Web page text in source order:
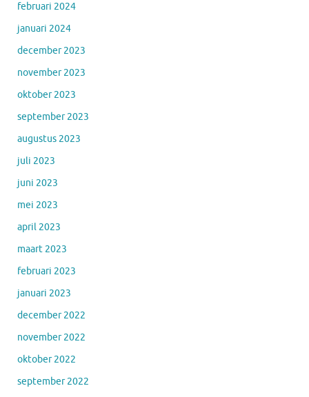
februari 2024
januari 2024
december 2023
november 2023
oktober 2023
september 2023
augustus 2023
juli 2023
juni 2023
mei 2023
april 2023
maart 2023
februari 2023
januari 2023
december 2022
november 2022
oktober 2022
september 2022